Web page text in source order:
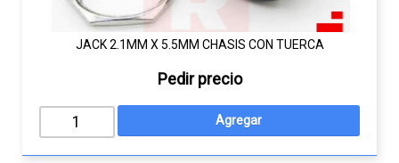
JACK 2.1MM X 5.5MM CHASIS CON TUERCA
Pedir precio